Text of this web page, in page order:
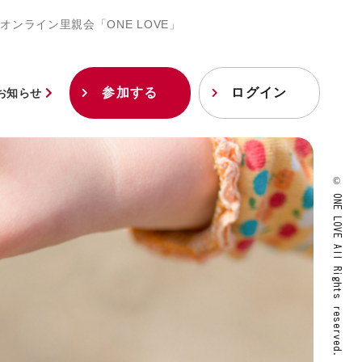
オンライン里親会「ONE LOVE」
知らせ 参加する ログイン
© ONE LOVE All Rights reserved.